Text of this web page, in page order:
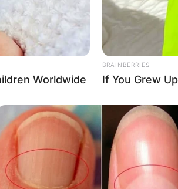
Worldwide
BRAINBERRIES
If You Grew